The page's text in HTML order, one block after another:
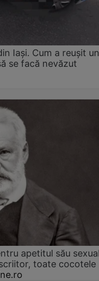
Iași. Cum a reușit un
se facă nevăzut
apetitul său
toate cocotele